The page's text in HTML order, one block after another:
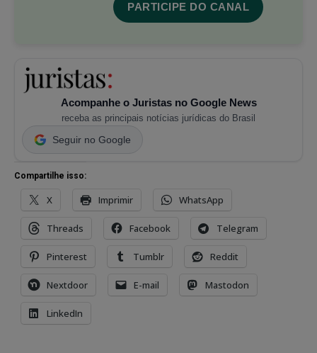
PARTICIPE DO CANAL
Acompanhe o Juristas no Google News
receba as principais notícias jurídicas do Brasil
Seguir no Google
Compartilhe isso:
X Imprimir WhatsApp
Threads Facebook Telegram
Pinterest Tumblr Reddit
Nextdoor E-mail Mastodon
LinkedIn